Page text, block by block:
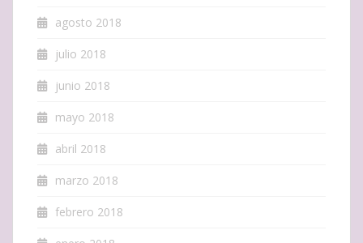
agosto 2018
julio 2018
junio 2018
mayo 2018
abril 2018
marzo 2018
febrero 2018